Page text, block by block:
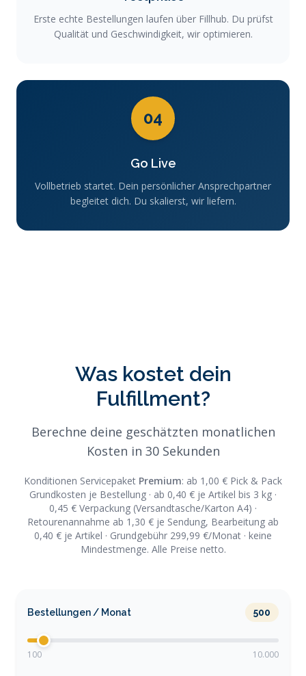
Erste echte Bestellungen laufen über Fillhub. Du prüfst
Qualität und Geschwindigkeit, wir optimieren.
04
Go Live
Vollbetrieb startet. Dein persönlicher Ansprechpartner
begleitet dich. Du skalierst, wir liefern.
Was kostet dein
Fulfillment?
Berechne deine geschätzten monatlichen
Kosten in 30 Sekunden
Konditionen Servicepaket Premium: ab 1,00 € Pick & Pack
Grundkosten je Bestellung · ab 0,40 € je Artikel bis 3 kg ·
0,45 € Verpackung (Versandtasche/Karton A4) ·
Retourenannahme ab 1,30 € je Sendung, Bearbeitung ab
0,40 € je Artikel · Grundgebühr 299,99 €/Monat · keine
Mindestmenge. Alle Preise netto.
Bestellungen / Monat 500
100 10.000